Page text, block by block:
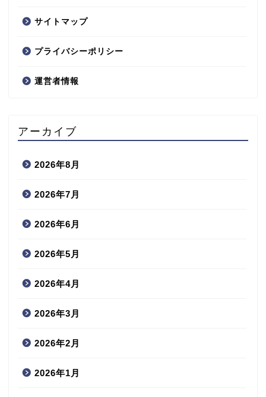
サイトマップ
プライバシーポリシー
運営者情報
アーカイブ
2026年8月
2026年7月
2026年6月
2026年5月
2026年4月
2026年3月
2026年2月
2026年1月